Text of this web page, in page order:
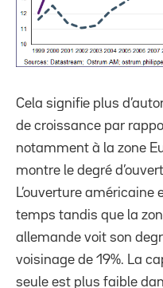
Cela signifie plus
de croissance par
notamment à la zone
montre le degré
L’ouverture
temps tandis que la
allemande voit son
voisinage de 19%. La
seule est plus faible